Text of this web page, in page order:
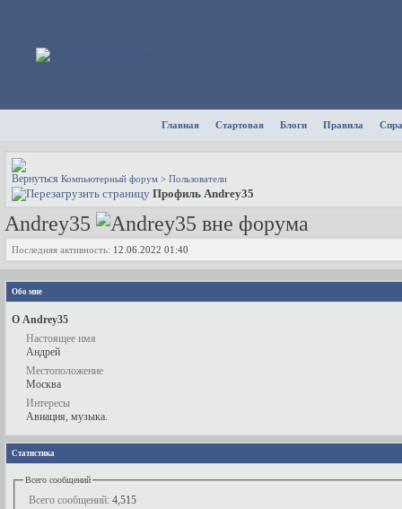
Главная Стартовая Блоги Правила
Компьютерный форум > Пользователи
Профиль Andrey35
Andrey35
Последняя активность: 12.06.2022 01:40
Обо мне
О Andrey35
Настоящее имя
Андрей
Местоположение
Москва
Интересы
Авиация, музыка.
Статистика
Всего сообщений
Всего сообщений: 4,515